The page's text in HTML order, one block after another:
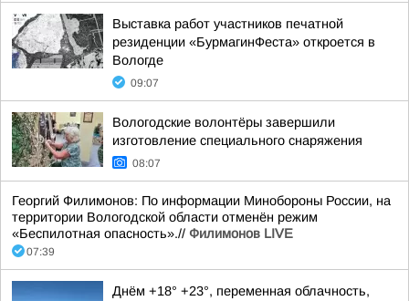
Выставка работ участников печатной
резиденции «БурмагинФеста» откроется в
Вологде
09:07
Вологодские волонтёры завершили
изготовление специального снаряжения
08:07
Георгий Филимонов: По информации Минобороны России, на
территории Вологодской области отменён режим
«Беспилотная опасность».// Филимонов LIVE
07:39
Днём +18° +23°, переменная облачность,